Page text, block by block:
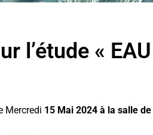
l’étude «
Mercredi 15 Mai 2024 à la salle